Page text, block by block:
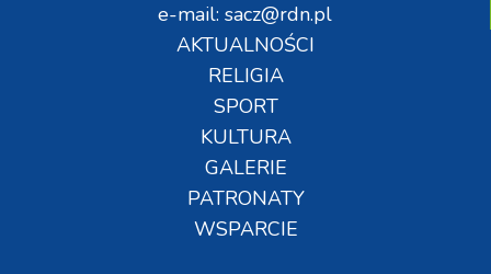
e-mail: sacz@rdn.pl
AKTUALNOŚCI
RELIGIA
SPORT
KULTURA
GALERIE
PATRONATY
WSPARCIE